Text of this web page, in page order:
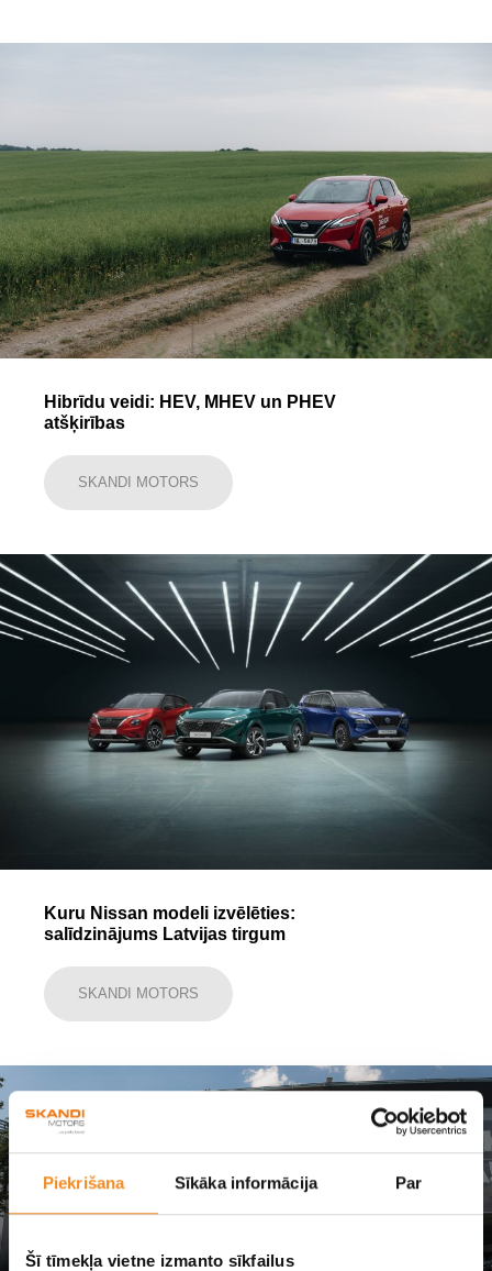
Piekrišana Sīkāka informācija Par
Šī tīmekļa vietne izmanto sīkfailus
Hibrīdu veidi: HEV, MHEV un PHEV
atšķirības
SKANDI MOTORS
Kuru Nissan modeli izvēlēties:
salīdzinājums Latvijas tirgum
SKANDI MOTORS